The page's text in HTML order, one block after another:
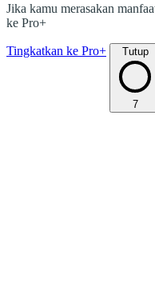
Jika kamu merasakan
ke Pro+
Tingkatkan ke Pro+ Tutup
7